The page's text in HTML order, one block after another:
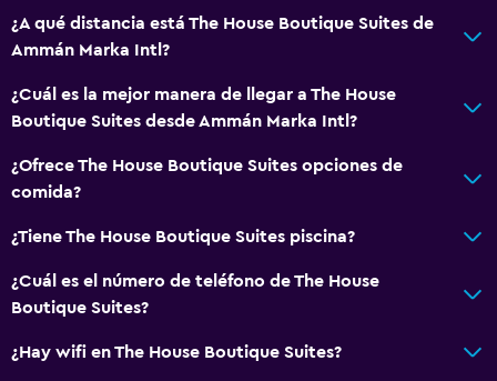
Plantas superiores accesibles por escaleras
General
Habitaciones familiares
Vista a punto de interés
Espacio de almacenamiento
Vista a una calle tranquila
Zona de estar
¿A qué distancia está The House Boutique Suites de
Ammán Marka Intl?
¿Cuál es la mejor manera de llegar a The House
Boutique Suites desde Ammán Marka Intl?
¿Ofrece The House Boutique Suites opciones de
comida?
¿Tiene The House Boutique Suites piscina?
¿Cuál es el número de teléfono de The House
Boutique Suites?
¿Hay wifi en The House Boutique Suites?